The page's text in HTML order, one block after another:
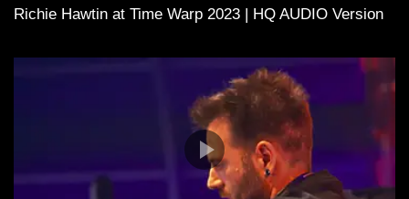
Richie Hawtin at Time Warp 2023 | HQ AUDIO Version